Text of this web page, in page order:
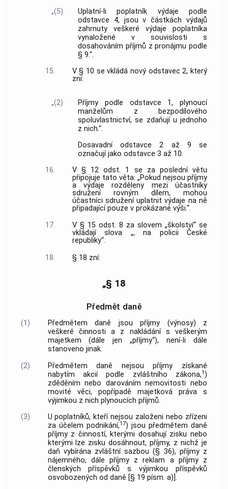
„(5)
Uplatní-li poplatník výdaje podle
odstavce 4, jsou v částkách výdajů
zahrnuty veškeré výdaje poplatníka
vynaložené v souvislosti s
dosahováním příjmů z pronájmu podle
§ 9.“.
15.
V § 10 se vkládá nový odstavec 2, který
zní:
„(2)
Příjmy podle odstavce 1, plynoucí
manželům z bezpodílového
spoluvlastnictví, se zdaňují u jednoho
z nich.“.
Dosavadní odstavce 2 až 9 se
označují jako odstavce 3 až 10.
16.
V § 12 odst. 1 se za poslední větu
připojuje tato věta: „Pokud nejsou příjmy
a výdaje rozděleny mezi účastníky
sdružení rovným dílem, mohou
účastníci sdružení uplatnit výdaje na ně
připadající pouze v prokázané výši.“.
17.
V § 15 odst. 8 za slovem „školství“ se
vkládají slova „, na policii České
republiky“.
18.
§ 18 zní:
„§ 18
Předmět daně
(1)
Předmětem daně jsou příjmy (výnosy) z
veškeré činnosti a z nakládání s veškerým
majetkem (dále jen „příjmy“), není-li dále
stanoveno jinak.
(2)
Předmětem daně nejsou příjmy získané
nabytím akcií podle zvláštního zákona,1)
zděděním nebo darováním nemovitosti nebo
movité věci, popřípadě majetková práva s
výjimkou z nich plynoucích příjmů.
(3)
U poplatníků, kteří nejsou založeni nebo zřízeni
za účelem podnikání,17) jsou předmětem daně
příjmy z činností, kterými dosahují zisku nebo
kterými lze zisku dosáhnout, příjmy, z nichž je
daň vybírána zvláštní sazbou (§ 36), příjmy z
nájemného, dále příjmy z reklam a příjmy z
členských příspěvků s výjimkou příspěvků
osvobozených od daně [§ 19 písm. a)].